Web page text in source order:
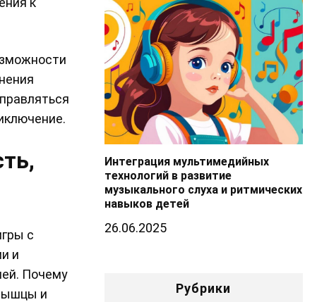
с
и
Почему
и
Интеграция мультимедийных
технологий в развитие
музыкального слуха и ритмических
навыков детей
26.06.2025
Рубрики